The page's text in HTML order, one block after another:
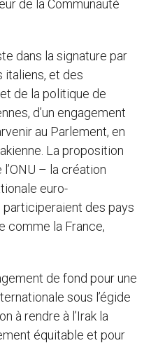
de la Communauté
dans la signature par
italiens, et des
de la politique de
d’un engagement
au Parlement, en
La proposition
– la création
euro-
participeraient des pays
comme la France,
de fond pour une
sous l’égide
à rendre à l’Irak la
équitable et pour